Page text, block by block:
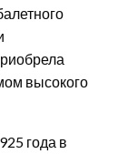
высокого
года в